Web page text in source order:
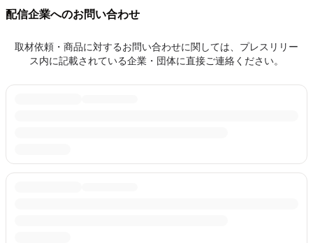
配信企業へのお問い合わせ
取材依頼・商品に対するお問い合わせに関しては、プレスリリー
ス内に記載されている企業・団体に直接ご連絡ください。